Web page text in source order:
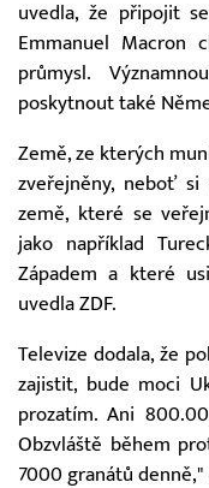
uvedla, že připojit
Emmanuel Macron
průmysl.
poskytnout také
Země, ze kterých
zveřejněny, neboť si
země, které se
jako například
Západem a které
uvedla ZDF.
Televize dodala, že
zajistit, bude moci
prozatím. Ani
Obzvláště během
7000 granátů denně,"